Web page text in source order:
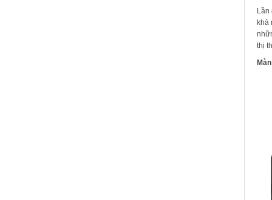
Lần
khả
thị